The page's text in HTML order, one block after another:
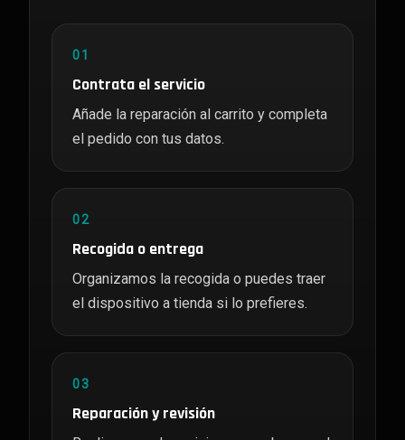
01
Contrata el servicio
Añade la reparación al carrito y completa
el pedido con tus datos.
02
Recogida o entrega
Organizamos la recogida o puedes traer
el dispositivo a tienda si lo prefieres.
03
Reparación y revisión